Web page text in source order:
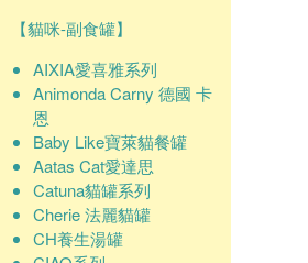
【貓咪-副食罐】
AIXIA愛喜雅系列
Animonda Carny 德國 卡
恩
Baby Like寶萊貓餐罐
Aatas Cat愛達思
Catuna貓罐系列
Cherie 法麗貓罐
CH養生湯罐